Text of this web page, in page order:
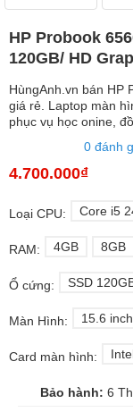
HP Probook
120GB/ HD
HùngAnh.vn bán HP
giá rẻ. Laptop màn
phục vụ học onine,
0 đánh
4.700.000₫
Loại CPU: Core i5
RAM: 4GB 8GB
Ổ cứng: SSD
Màn Hình: 15.6
Card màn hình:
Bảo hành: 6